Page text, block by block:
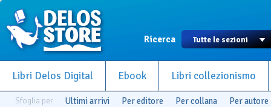
Ricerca
Libri Delos Digital Ebook Libri collezionismo
Sfoglia per Ultimi arrivi Per editore Per collana Per autore